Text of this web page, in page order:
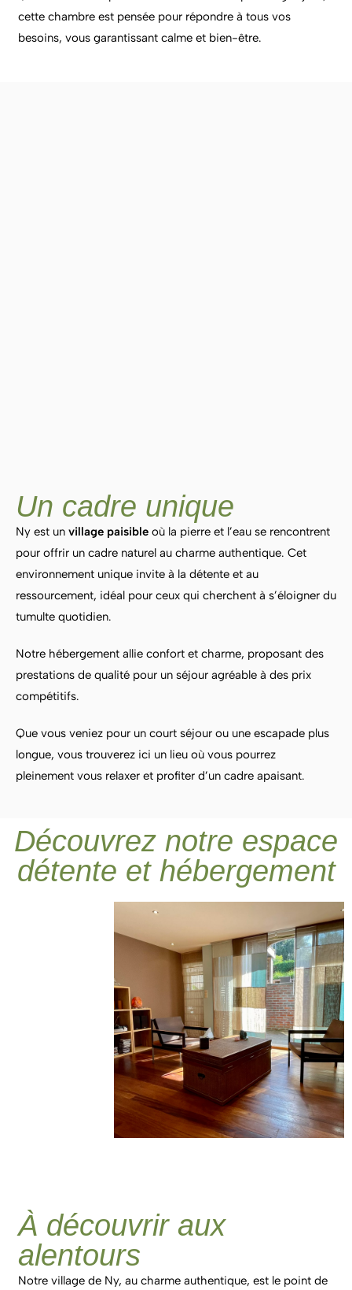
cette chambre est pensée pour répondre à tous vos
besoins, vous garantissant calme et bien-être.
Un cadre unique
Ny est un village paisible où la pierre et l’eau se rencontrent
pour offrir un cadre naturel au charme authentique. Cet
environnement unique invite à la détente et au
ressourcement, idéal pour ceux qui cherchent à s’éloigner du
tumulte quotidien.
Notre hébergement allie confort et charme, proposant des
prestations de qualité pour un séjour agréable à des prix
compétitifs.
Que vous veniez pour un court séjour ou une escapade plus
longue, vous trouverez ici un lieu où vous pourrez
pleinement vous relaxer et profiter d’un cadre apaisant.
Découvrez notre espace
détente et hébergement
À découvrir aux
alentours
Notre village de Ny, au charme authentique, est le point de